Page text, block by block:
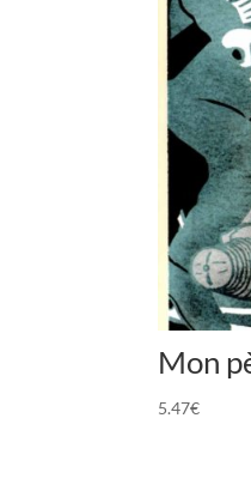
Mon
5.47€